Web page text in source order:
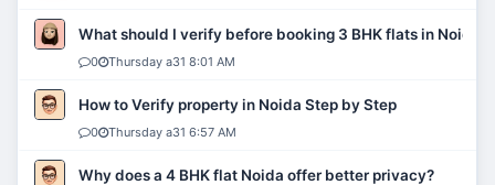
What should I verify before booking 3 BHK flats in Noida?
0 Thursday a31 8:01 AM
How to Verify property in Noida Step by Step
0 Thursday a31 6:57 AM
Why does a 4 BHK flat Noida offer better privacy?